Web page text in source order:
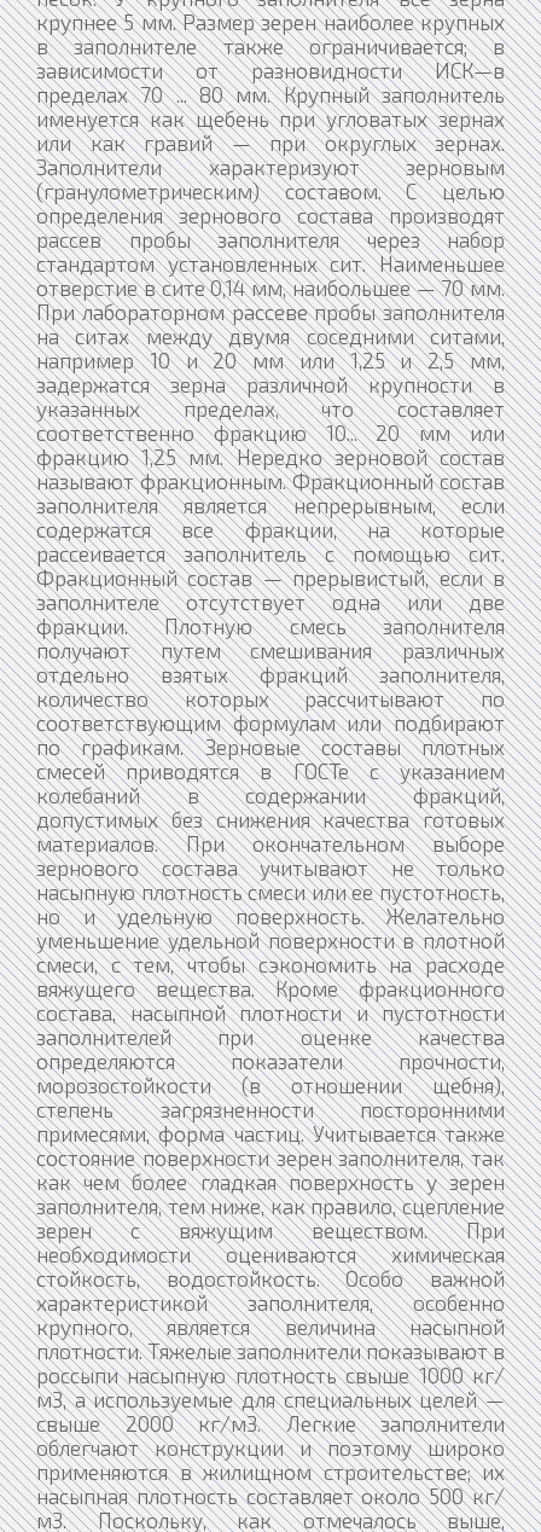
крупнее 5 мм. Размер зерен наиболее крупных
в заполнителе также ограничивается; в
зависимости от разновидности ИСК—в
пределах 70 ... 80 мм. Крупный заполнитель
именуется как щебень при угловатых зернах
или как гравий — при округлых зернах.
Заполнители характеризуют зерновым
(гранулометрическим) составом. С целью
определения зернового состава производят
рассев пробы заполнителя через набор
стандартом установленных сит. Наименьшее
отверстие в сите 0,14 мм, наибольшее — 70 мм.
При лабораторном рассеве пробы заполнителя
на ситах между двумя соседними ситами,
например 10 и 20 мм или 1,25 и 2,5 мм,
задержатся зерна различной крупности в
указанных пределах, что составляет
соответственно фракцию 10... 20 мм или
фракцию 1,25 мм. Нередко зерновой состав
называют фракционным. Фракционный состав
заполнителя является непрерывным, если
содержатся все фракции, на которые
рассеивается заполнитель с помощью сит.
Фракционный состав — прерывистый, если в
заполнителе отсутствует одна или две
фракции. Плотную смесь заполнителя
получают путем смешивания различных
отдельно взятых фракций заполнителя,
количество которых рассчитывают по
соответствующим формулам или подбирают
по графикам. Зерновые составы плотных
смесей приводятся в ГОСТе с указанием
колебаний в содержании фракций,
допустимых без снижения качества готовых
материалов. При окончательном выборе
зернового состава учитывают не только
насыпную плотность смеси или ее пустотность,
но и удельную поверхность. Желательно
уменьшение удельной поверхности в плотной
смеси, с тем, чтобы сэкономить на расходе
вяжущего вещества. Кроме фракционного
состава, насыпной плотности и пустотности
заполнителей при оценке качества
определяются показатели прочности,
морозостойкости (в отношении щебня),
степень загрязненности посторонними
примесями, форма частиц. Учитывается также
состояние поверхности зерен заполнителя, так
как чем более гладкая поверхность у зерен
заполнителя, тем ниже, как правило, сцепление
зерен с вяжущим веществом. При
необходимости оцениваются химическая
стойкость, водостойкость. Особо важной
характеристикой заполнителя, особенно
крупного, является величина насыпной
плотности. Тяжелые заполнители показывают в
россыпи насыпную плотность свыше 1000 кг/
м3, а используемые для специальных целей —
свыше 2000 кг/м3. Легкие заполнители
облегчают конструкции и поэтому широко
применяются в жилищном строительстве; их
насыпная плотность составляет около 500 кг/
м3. Поскольку, как отмечалось выше,